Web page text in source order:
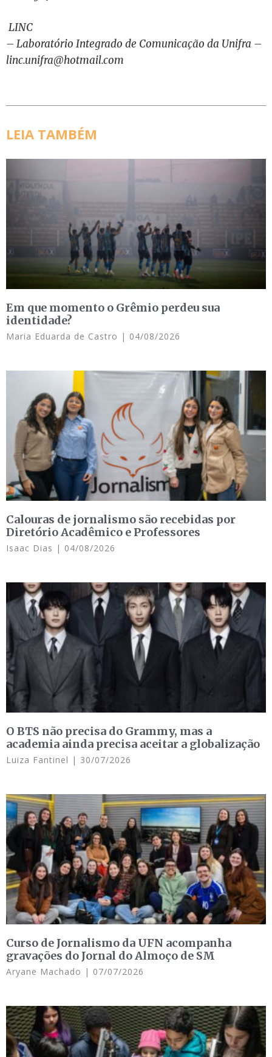
LINC
– Laboratório Integrado de Comunicação da Unifra –
linc.unifra@hotmail.com
LEIA TAMBÉM
Em que momento o Grêmio perdeu sua
identidade?
Maria Eduarda de Castro 04/08/2026
Calouras de jornalismo são recebidas por
Diretório Acadêmico e Professores
Isaac Dias 04/08/2026
O BTS não precisa do Grammy, mas a
academia ainda precisa aceitar a globalização
Luiza Fantinel 30/07/2026
Curso de Jornalismo da UFN acompanha
gravações do Jornal do Almoço de SM
Aryane Machado 07/07/2026